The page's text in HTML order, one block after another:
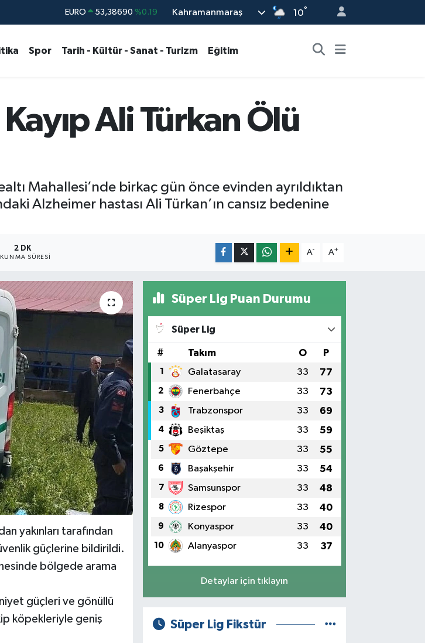
STERLİN 61,60380 %0.18
G.ALTIN 6862,09000 %0.19
45,43620 %0.02
Kahramanmaraş 10°
Spor Tarih - Kültür - Sanat - Turizm Eğitim
Ali Türkan Ölü
Mahallesi’nde birkaç gün önce evinden ayrıldıktan
Alzheimer hastası Ali Türkan’ın cansız bedenine
2 DK
SÜRESI
A- A+
yakınları tarafından
güçlerine bildirildi.
bölgede arama
güçleri ve gönüllü
köpekleriyle geniş
Süper Lig Puan Durumu
Süper Lig
# Takım O P
1 Galatasaray 33 77
2 Fenerbahçe 33 73
3 Trabzonspor 33 69
4 Beşiktaş 33 59
5 Göztepe 33 55
6 Başakşehir 33 54
7 Samsunspor 33 48
8 Rizespor 33 40
9 Konyaspor 33 40
10 Alanyaspor 33 37
Detaylar için tıklayın
Süper Lig Fikstür